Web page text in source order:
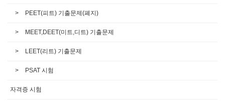
PEET(피트) 기출문제(폐지)
MEET,DEET(미트,디트) 기출문제
LEET(리트) 기출문제
PSAT 시험
자격증 시험